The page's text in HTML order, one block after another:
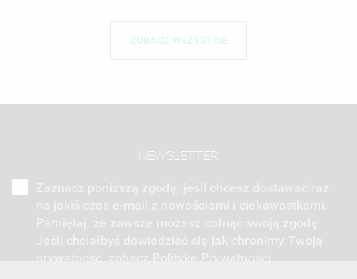
ZOBACZ WSZYSTKIE
NEWSLETTER